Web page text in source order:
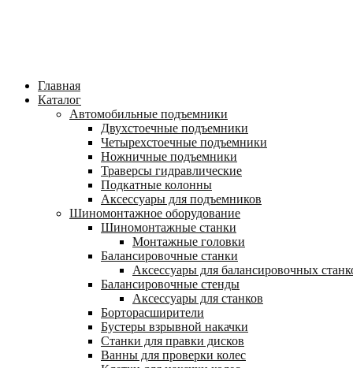
Главная
Каталог
Автомобильные подъемники
Двухстоечные подъемники
Четырехстоечные подъемники
Ножничные подъемники
Траверсы гидравлические
Подкатные колонны
Аксессуары для подъемников
Шиномонтажное оборудование
Шиномонтажные станки
Монтажные головки
Балансировочные станки
Аксессуары для балансировочных
Балансировочные стенды
Аксессуары для станков
Борторасширители
Бустеры взрывной накачки
Станки для правки дисков
Ванны для проверки колес